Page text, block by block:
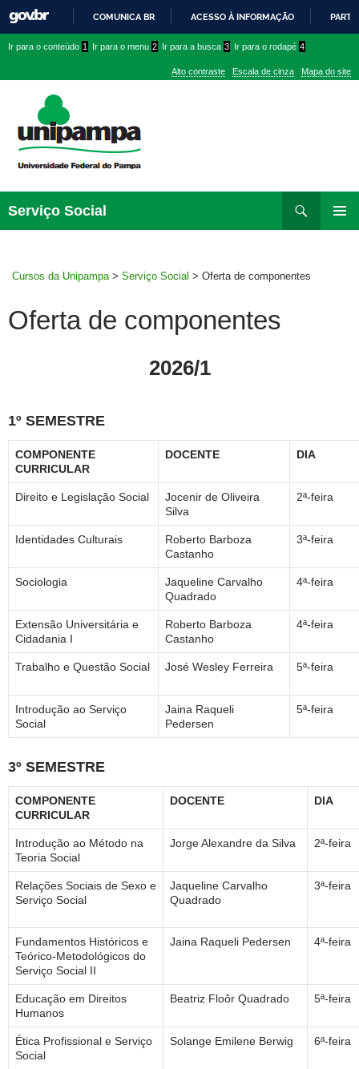
PARA
CONTEÚDO
COMUNICA BR ACESSO À INFORMAÇÃO
conteúdo
menu
superior
menu
Ir para o conteúdo 1 Ir para o menu 2 Ir para a busca 3 Ir para o rodapé 4
Alto contraste Escala de cinza Mapa do site
Serviço Social
Cursos da Unipampa > Serviço Social > Oferta de componentes
Oferta de componentes
2026/1
1º SEMESTRE
COMPONENTE
CURRICULAR
DOCENTE DIA
Direito e Legislação Social
Jocenir de Oliveira
Silva
2ª-feira
Identidades Culturais
Roberto Barboza
Castanho
3ª-feira
Sociologia
Jaqueline Carvalho
Quadrado
4ª-feira
Extensão Universitária e
Cidadania I
Roberto Barboza
Castanho
4ª-feira
Trabalho e Questão Social José Wesley Ferreira 5ª-feira
Introdução ao Serviço
Social
Jaina Raqueli
Pedersen
5ª-feira
3º SEMESTRE
COMPONENTE
CURRICULAR
DOCENTE DIA
Introdução ao Método na
Teoria Social
Jorge Alexandre da Silva 2ª-feira
Relações Sociais de Sexo e
Serviço Social
Jaqueline Carvalho
Quadrado
3ª-feira
Fundamentos Históricos e
Teórico-Metodológicos do
Serviço Social II
Jaina Raqueli Pedersen 4ª-feira
Educação em Direitos
Humanos
Beatriz Floôr Quadrado 5ª-feira
Ética Profissional e Serviço
Social
Solange Emilene Berwig 6ª-feira